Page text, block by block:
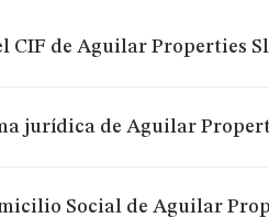
CIF de Aguilar Properties
jurídica de Aguilar
Social de Aguilar